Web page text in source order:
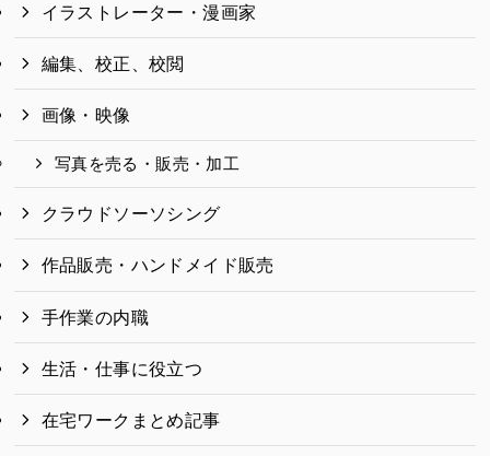
イラストレーター・漫画家
編集、校正、校閲
画像・映像
写真を売る・販売・加工
クラウドソーソシング
作品販売・ハンドメイド販売
手作業の内職
生活・仕事に役立つ
在宅ワークまとめ記事